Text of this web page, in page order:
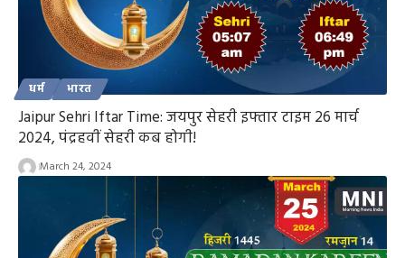
धर्म भारत
Jaipur Sehri Iftar Time: जयपुर सेहरी इफ्तार टाइम 26 मार्च
2024, पंद्रहवीं सेहरी कब होगी!
March 24, 2024